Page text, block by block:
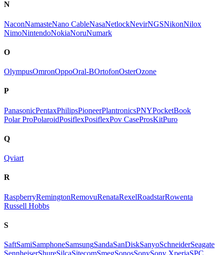
N
NaconNamasteNano CableNasaNetlockNevirNGSNikonNilox
NimoNintendoNokiaNoruNumark
O
OlympusOmronOppoOral-BOrtofonOsterOzone
P
PanasonicPentaxPhilipsPioneerPlantronicsPNYPocketBook
Polar ProPolaroidPosiflexPosiflexPov CaseProsKitPuro
Q
Qviart
R
RaspberryRemingtonRemovuRenataRexelRoadstarRowenta
Russell Hobbs
S
SaftSamiSamphoneSamsungSandaSanDiskSanyoSchneiderSeagate